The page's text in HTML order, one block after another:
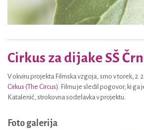
Cirkus za dijake SŠ
V okviru projekta Filmska vzgoja, smo v torek, 2.
Cirkus (The Circus). Filmu je sledil pogovor, ki ga
Katalenić, strokovna sodelavka v projektu.
Foto galerija